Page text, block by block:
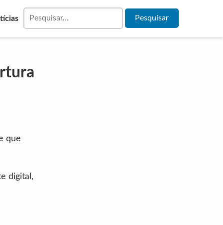
que
digital,